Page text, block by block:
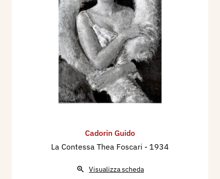
Cadorin Guido
La Contessa Thea Foscari - 1934
Visualizza scheda